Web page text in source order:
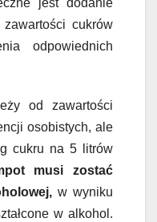
jest dodanie
cukrów
odpowiednich
od zawartości
osobistych, ale
cukru na 5 litrów
musi zostać
w wyniku
w alkohol.